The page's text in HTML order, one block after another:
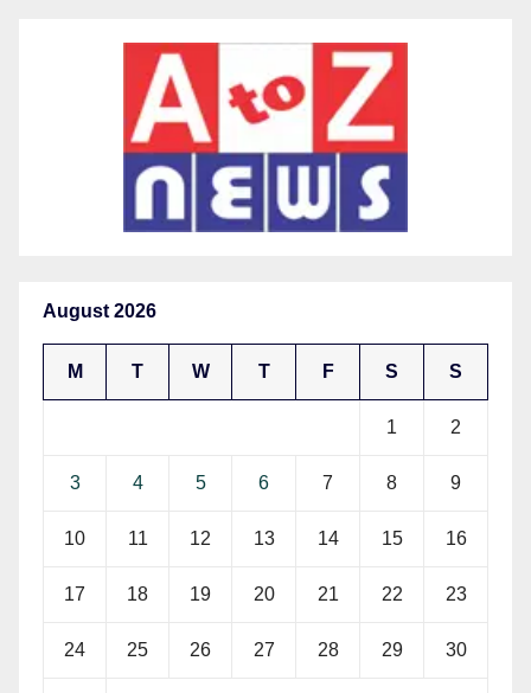
August 2026
M T W T F S S
1 2
3 4 5 6 7 8 9
10 11 12 13 14 15 16
17 18 19 20 21 22 23
24 25 26 27 28 29 30